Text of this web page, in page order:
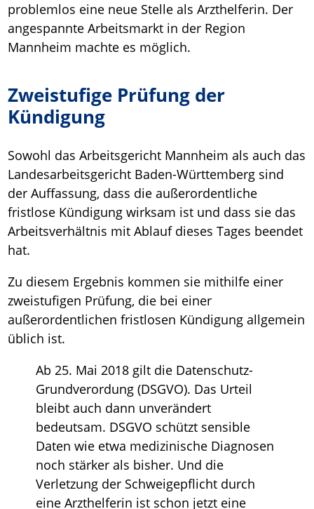
problemlos eine neue Stelle als Arzthelferin. Der
angespannte Arbeitsmarkt in der Region
Mannheim machte es möglich.
Zweistufige Prüfung der
Kündigung
Sowohl das Arbeitsgericht Mannheim als auch das
Landesarbeitsgericht Baden-Württemberg sind
der Auffassung, dass die außerordentliche
fristlose Kündigung wirksam ist und dass sie das
Arbeitsverhältnis mit Ablauf dieses Tages beendet
hat.
Zu diesem Ergebnis kommen sie mithilfe einer
zweistufigen Prüfung, die bei einer
außerordentlichen fristlosen Kündigung allgemein
üblich ist.
Ab 25. Mai 2018 gilt die Datenschutz-
Grundverordung (DSGVO). Das Urteil
bleibt auch dann unverändert
bedeutsam. DSGVO schützt sensible
Daten wie etwa medizinische Diagnosen
noch stärker als bisher. Und die
Verletzung der Schweigepflicht durch
eine Arzthelferin ist schon jetzt eine